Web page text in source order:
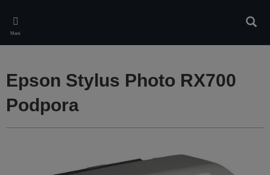
main
content
Meni
Epson Stylus Photo RX700
Podpora